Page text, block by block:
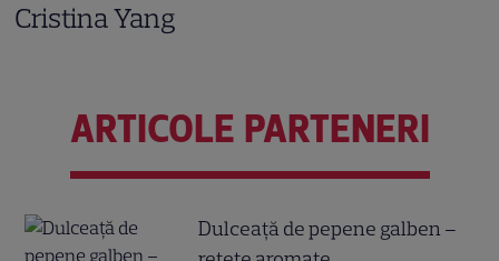
Cristina Yang
ARTICOLE PARTENERI
Dulceață de pepene galben –